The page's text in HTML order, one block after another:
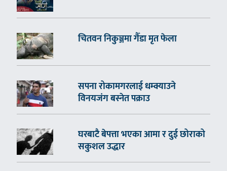
चितवन निकुञ्जमा गैँडा मृत फेला
सपना रोकामगरलाई धम्क्याउने
विनयजंग बस्नेत पक्राउ
घरबाटै बेपत्ता भएका आमा र दुई छोराको
सकुशल उद्धार